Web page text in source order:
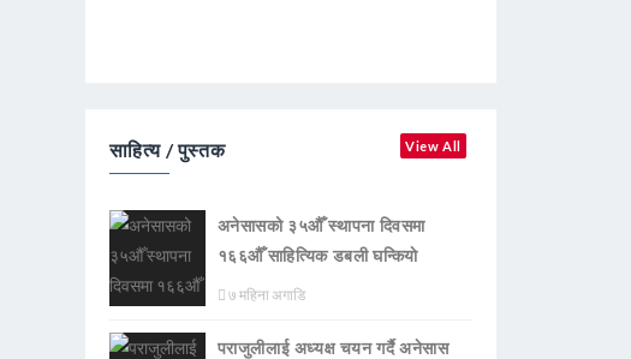
साहित्य / पुस्तक View All
अनेसासको ३५औँ स्थापना दिवसमा
१६६औँ साहित्यिक डबली घन्कियाे
७ महिना अगाडि
पराजुलीलाई अध्यक्ष चयन गर्दै अनेसास